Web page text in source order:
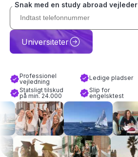
Snak med en study abroad vejleder
Universiteter
Professionel
vejledning
Ledige pladser
Statsligt tilskud
på min. 24.000
Slip for
engelsktest